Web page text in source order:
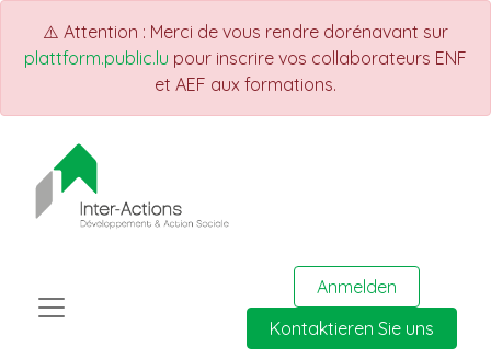
⚠️ Attention : Merci de vous rendre dorénavant sur
plattform.public.lu pour inscrire vos collaborateurs ENF
et AEF aux formations.
Anmelden
Kontaktieren Sie uns